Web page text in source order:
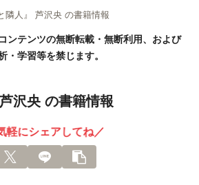
隣人』 芦沢央 の書籍情報
ンテンツの無断転載・無断利用、および
・学習等を禁じます。
沢央 の書籍情報
軽にシェアしてね／